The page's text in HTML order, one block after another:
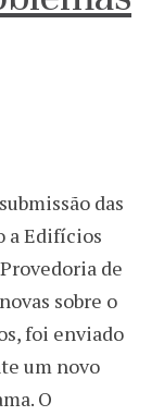
das
a Edifícios
de
sobre o
foi enviado
um novo
O